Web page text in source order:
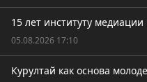
15 лет институту медиации
05.08.2026 17:10
Курултай как основа